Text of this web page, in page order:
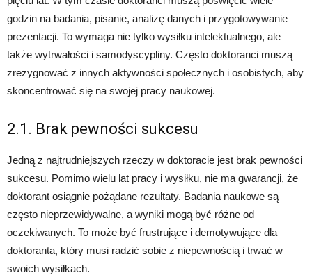
godzin na badania, pisanie, analizę danych i przygotowywanie
prezentacji. To wymaga nie tylko wysiłku intelektualnego, ale
także wytrwałości i samodyscypliny. Często doktoranci muszą
zrezygnować z innych aktywności społecznych i osobistych, aby
skoncentrować się na swojej pracy naukowej.
2.1. Brak pewności sukcesu
Jedną z najtrudniejszych rzeczy w doktoracie jest brak pewności
sukcesu. Pomimo wielu lat pracy i wysiłku, nie ma gwarancji, że
doktorant osiągnie pożądane rezultaty. Badania naukowe są
często nieprzewidywalne, a wyniki mogą być różne od
oczekiwanych. To może być frustrujące i demotywujące dla
doktoranta, który musi radzić sobie z niepewnością i trwać w
swoich wysiłkach.